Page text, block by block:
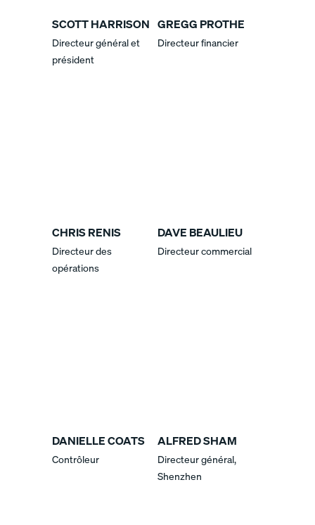
SCOTT HARRISON
Directeur général et
président
GREGG PROTHE
Directeur financier
CHRIS RENIS
Directeur des
opérations
DAVE BEAULIEU
Directeur commercial
DANIELLE COATS
Contrôleur
ALFRED SHAM
Directeur général,
Shenzhen